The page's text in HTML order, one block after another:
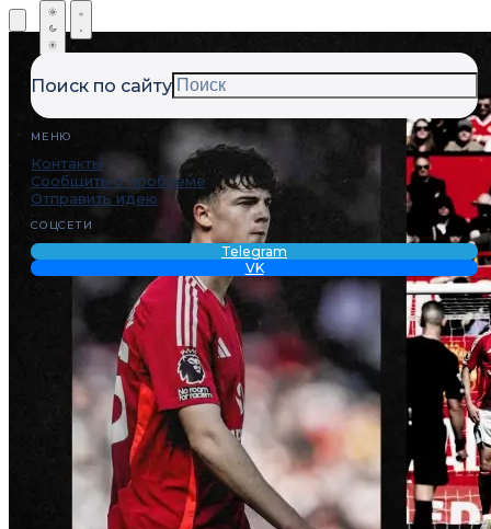
Поиск по сайту
МЕНЮ
Контакты
Сообщить о проблеме
Отправить идею
СОЦСЕТИ
Telegram
VK